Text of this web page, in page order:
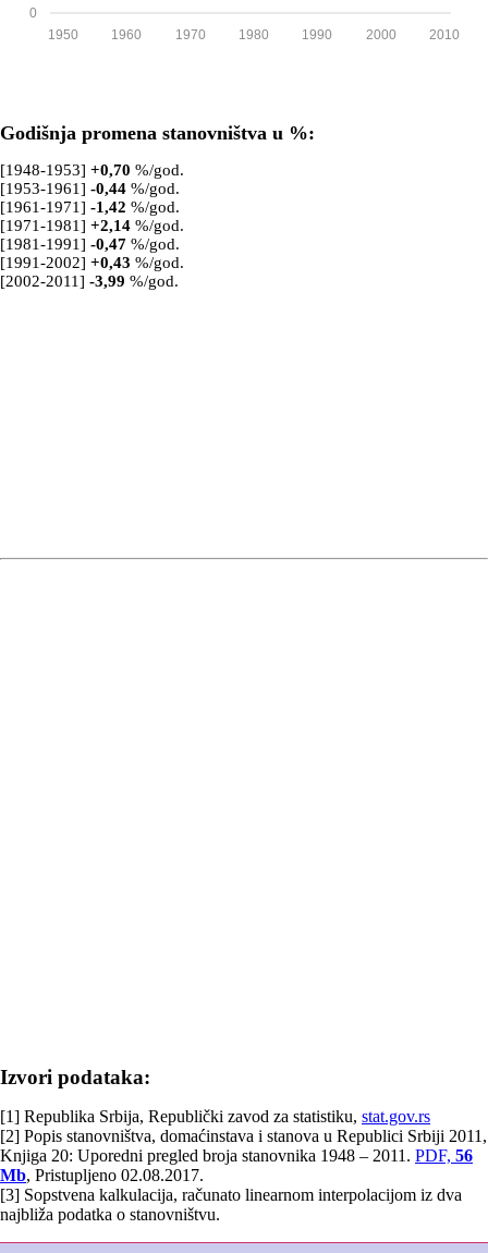
0
2010
2000
1990
1980
1970
1960
1950
Godišnja promena stanovništva u %:
[1948-1953] +0,70 %/god.
[1953-1961] -0,44 %/god.
[1961-1971] -1,42 %/god.
[1971-1981] +2,14 %/god.
[1981-1991] -0,47 %/god.
[1991-2002] +0,43 %/god.
[2002-2011] -3,99 %/god.
Izvori podataka:
[1] Republika Srbija, Republički zavod za statistiku, stat.gov.rs
[2] Popis stanovništva, domaćinstava i stanova u Republici Srbiji 2011,
Knjiga 20: Uporedni pregled broja stanovnika 1948 – 2011. PDF, 56
Mb, Pristupljeno 02.08.2017.
[3] Sopstvena kalkulacija, računato linearnom interpolacijom iz dva
najbliža podatka o stanovništvu.